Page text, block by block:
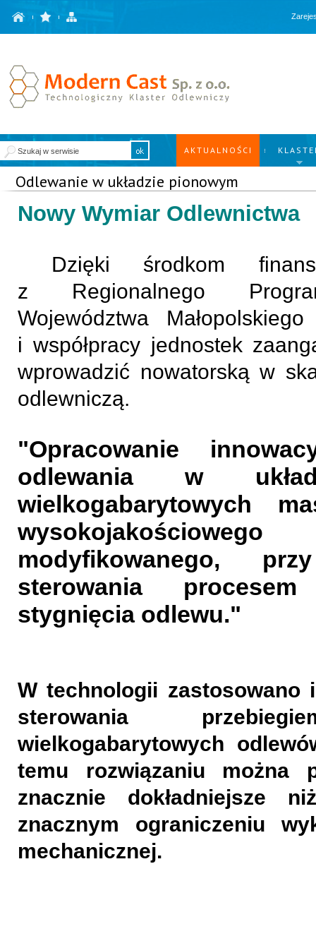
AKTUALNOŚCI
Odlewanie w układzie pionowym
Nowy Wymiar Odlewnictwa
Dzięki środkom
z Regionalnego
Województwa
i współpracy jednostek
wprowadzić nowatorską w
odlewniczą.
"Opracowanie
odlewania w
wielkogabarytowych
modyfikowanego,
sterowania
stygnięcia odlewu."
W technologii zastosowano
sterowania
wielkogabarytowych
temu rozwiązaniu można
znacznie dokładniejsze
znacznym ograniczeniu
mechanicznej.